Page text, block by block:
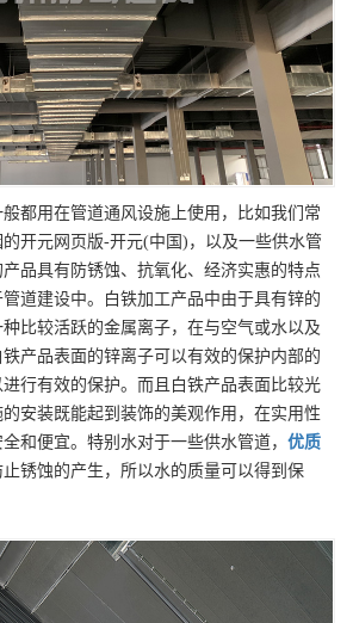
般都用在管道通风设施上使用，比如我们常
开元网页版-开元(中国)，以及一些供水管
品具有防锈蚀、抗氧化、经济实惠的特点
道建设中。白铁加工产品中由于具有锌的
比较活跃的金属离子，在与空气或水以及
产品表面的锌离子可以有效的保护内部的
行有效的保护。而且白铁产品表面比较光
安装既能起到装饰的美观作用，在实用性
和便宜。特别水对于一些供水管道， 优质
止锈蚀的产生，所以水的质量可以得到保